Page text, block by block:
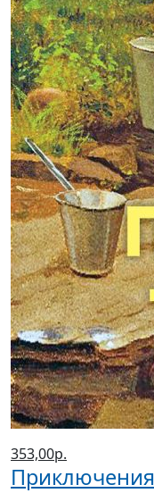
353,00р.